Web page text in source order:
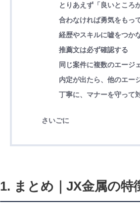
とりあえず「良いところ
合わなければ勇気をもっ
経歴やスキルに嘘をつか
推薦文は必ず確認する
同じ案件に複数のエージ
内定が出たら、他のエー
丁寧に、マナーを守って
さいごに
1. まとめ｜JX金属の特